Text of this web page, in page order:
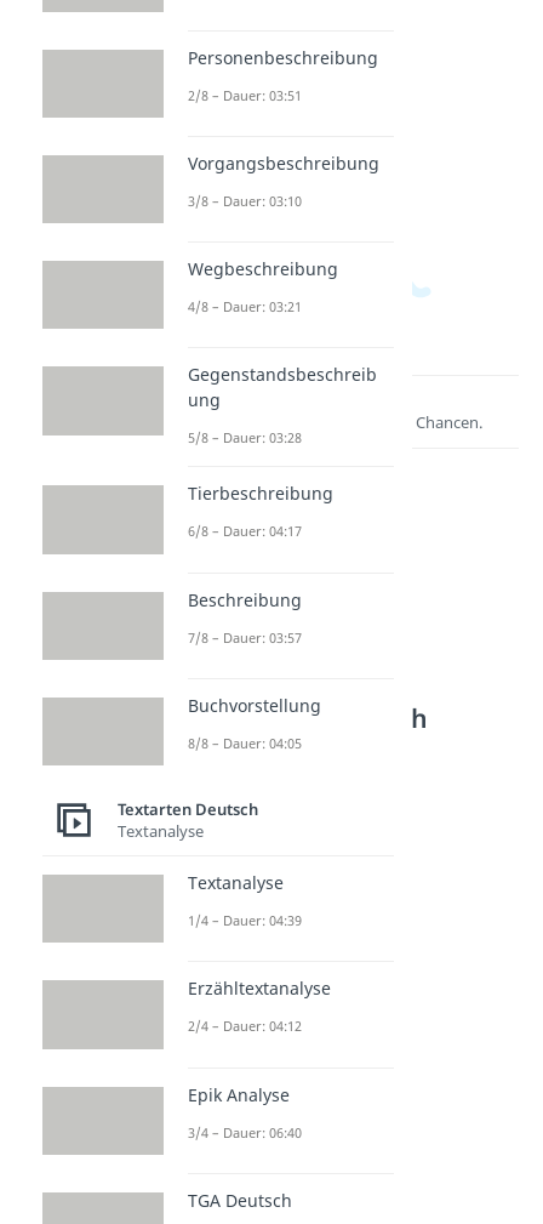
Entdecke hier deine Chancen.
Textarten Deutsch
Sachliche Texte schreiben
Dauer: 05:12
Protokoll schreiben
Aufsatz schreiben
Personenbeschreibung
2/8 – Dauer: 03:51
Vorgangsbeschreibung
3/8 – Dauer: 03:10
Wegbeschreibung
4/8 – Dauer: 03:21
Gegenstandsbeschreib
ung
5/8 – Dauer: 03:28
Tierbeschreibung
6/8 – Dauer: 04:17
Beschreibung
7/8 – Dauer: 03:57
Buchvorstellung
8/8 – Dauer: 04:05
Textarten Deutsch
Textanalyse
Textanalyse
1/4 – Dauer: 04:39
Erzähltextanalyse
2/4 – Dauer: 04:12
Epik Analyse
3/4 – Dauer: 06:40
TGA Deutsch